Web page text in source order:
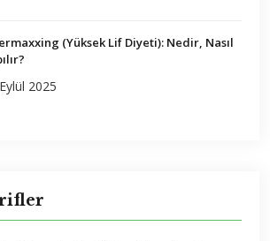
(Yüksek Lif Diyeti): Nedir, Nasıl
2025